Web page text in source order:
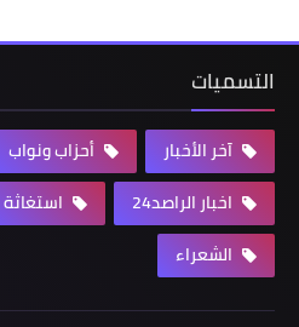
التسميات
آخر الأخبار أحزاب ونواب
اخبار الراصد24
استغاثة
الشعراء